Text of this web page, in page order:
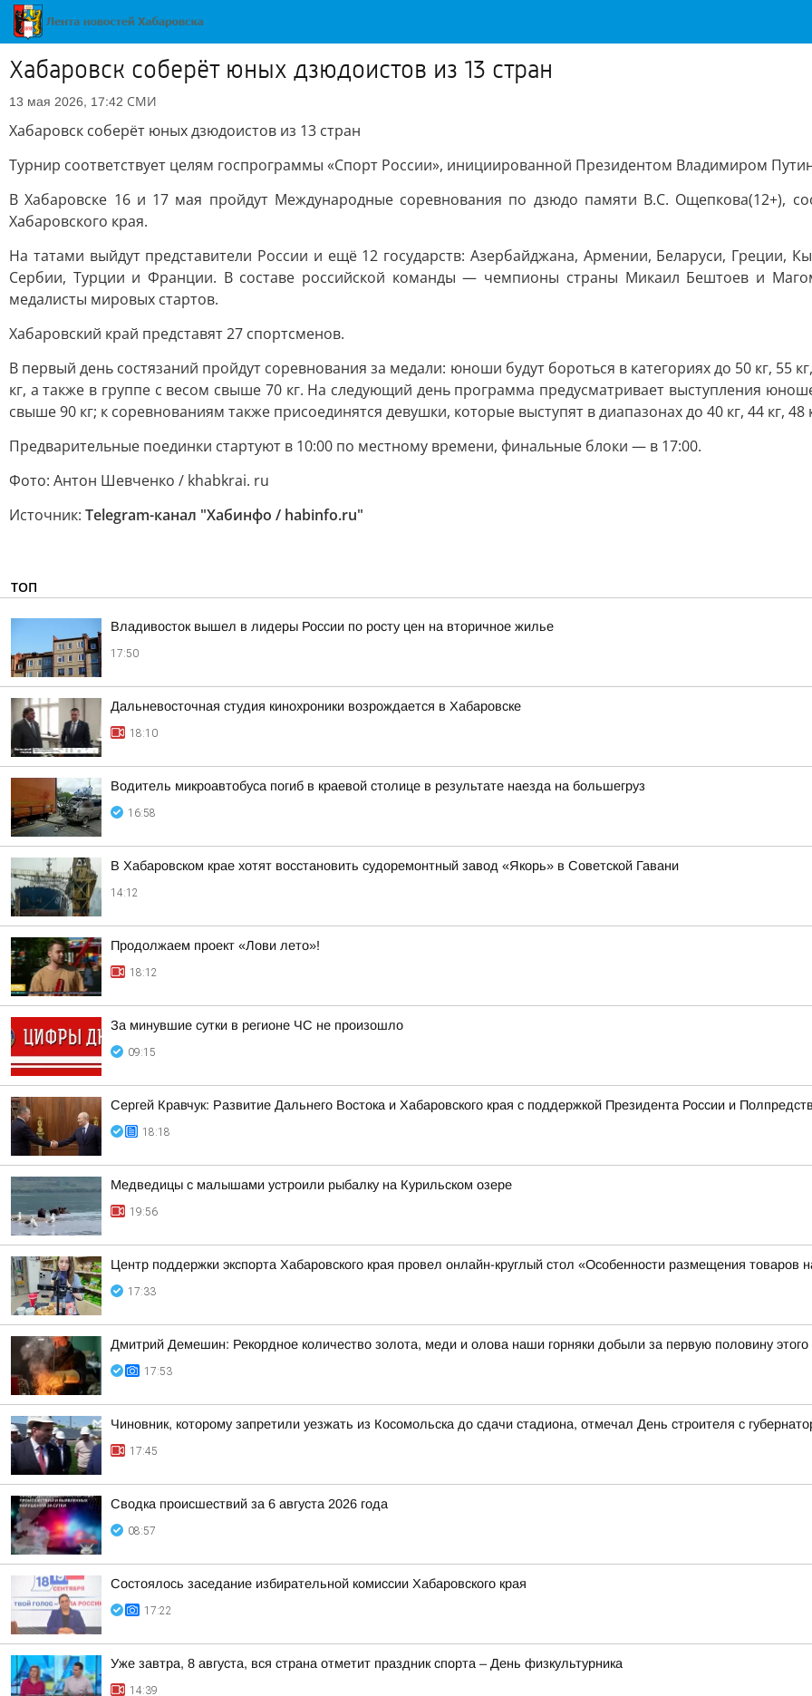
Хабаровск соберёт юных дзюдоистов из 13 стран
13 мая 2026, 17:42 СМИ
Хабаровск соберёт юных дзюдоистов из 13 стран
Турнир соответствует целям госпрограммы «Спорт России», инициированной Президентом Владимиром
В Хабаровске 16 и 17 мая пройдут Международные соревнования по дзюдо памяти В.С. Ощепкова(12+),
Хабаровского края.
На татами выйдут представители России и ещё 12 государств: Азербайджана, Армении, Беларуси, Греции,
Сербии, Турции и Франции. В составе российской команды — чемпионы страны Микаил Бештоев и
медалисты мировых стартов.
Хабаровский край представят 27 спортсменов.
В первый день состязаний пройдут соревнования за медали: юноши будут бороться в категориях до 50 кг, 55
кг, а также в группе с весом свыше 70 кг. На следующий день программа предусматривает выступления
свыше 90 кг; к соревнованиям также присоединятся девушки, которые выступят в диапазонах до 40 кг, 44 кг, 48
Предварительные поединки стартуют в 10:00 по местному времени, финальные блоки — в 17:00.
Фото: Антон Шевченко / khabkrai. ru
Источник: Telegram-канал "Хабинфо / habinfo.ru"
ТОП
Владивосток вышел в лидеры России по росту цен на вторичное жилье
17:50
Дальневосточная студия кинохроники возрождается в Хабаровске
18:10
Водитель микроавтобуса погиб в краевой столице в результате наезда на большегруз
16:58
В Хабаровском крае хотят восстановить судоремонтный завод «Якорь» в Советской Гавани
14:12
Продолжаем проект «Лови лето»!
18:12
За минувшие сутки в регионе ЧС не произошло
09:15
Сергей Кравчук: Развитие Дальнего Востока и Хабаровского края с поддержкой Президента России и
18:18
Медведицы с малышами устроили рыбалку на Курильском озере
19:56
Центр поддержки экспорта Хабаровского края провел онлайн-круглый стол «Особенности размещения
17:33
Дмитрий Демешин: Рекордное количество золота, меди и олова наши горняки добыли за первую половину этого
17:53
Чиновник, которому запретили уезжать из Косомольска до сдачи стадиона, отмечал День строителя с
17:45
Сводка происшествий за 6 августа 2026 года
08:57
Состоялось заседание избирательной комиссии Хабаровского края
17:22
Уже завтра, 8 августа, вся страна отметит праздник спорта – День физкультурника
14:39